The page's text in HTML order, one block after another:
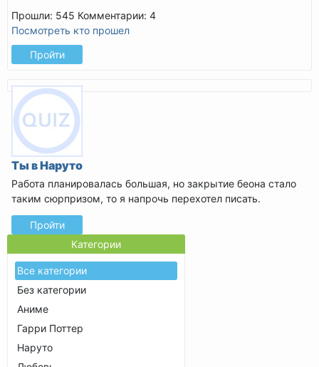
Прошли: 545 Комментарии: 4
Посмотреть кто прошел
Пройти
Ты в Наруто
Работа планировалась большая, но закрытие беона стало
таким сюрпризом, то я напрочь перехотел писать.
Прошли: 545Комментарии: 3
Посмотреть кто прошел
Пройти
Категории
Все категории
Без категории
Аниме
Гарри Поттер
Наруто